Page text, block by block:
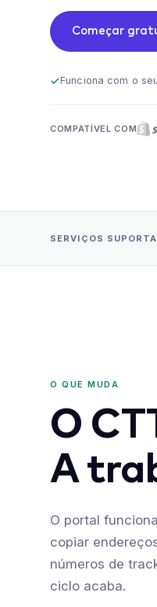
Começar
Funciona com o
COMPATÍVEL COM
SERVIÇOS
O QUE MUDA
O
A
O portal
copiar
números de
ciclo acaba.